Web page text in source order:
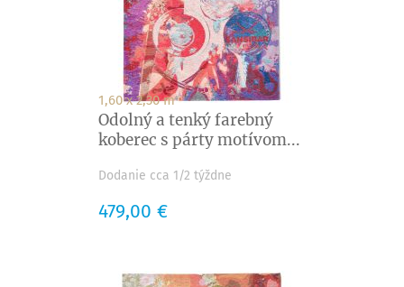
1,60 x 2,30 m
Odolný a tenký farebný
koberec s párty motívom...
Dodanie cca 1/2 týždne
Cena
479,00 €